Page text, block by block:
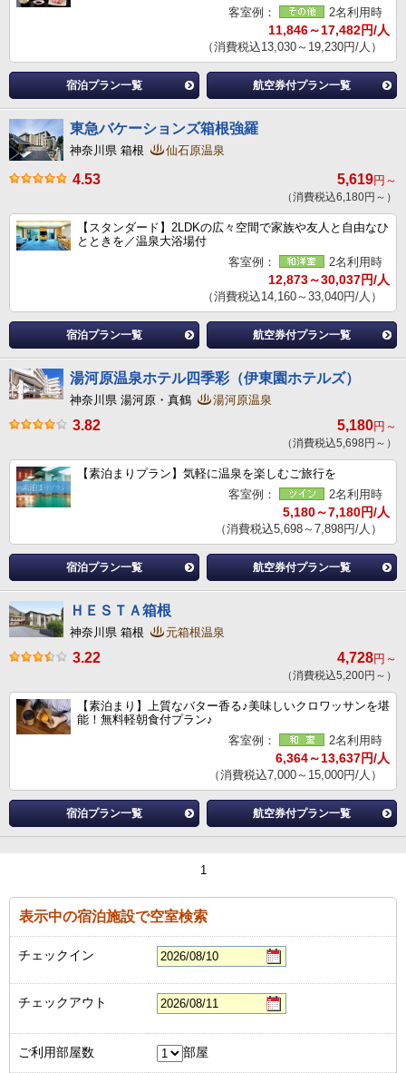
客室例：
2名利用時
11,846～17,482円/人
（消費税込13,030～19,230円/人）
宿泊プラン一覧 航空券付プラン一覧
東急バケーションズ箱根強羅
神奈川県 箱根 仙石原温泉
4.53 5,619円～
（消費税込6,180円～）
【スタンダード】2LDKの広々空間で家族や友人と自由なひ
とときを／温泉大浴場付
客室例：
2名利用時
12,873～30,037円/人
（消費税込14,160～33,040円/人）
宿泊プラン一覧 航空券付プラン一覧
湯河原温泉ホテル四季彩（伊東園ホテルズ）
神奈川県 湯河原・真鶴 湯河原温泉
3.82 5,180円～
（消費税込5,698円～）
【素泊まりプラン】気軽に温泉を楽しむご旅行を
客室例：
2名利用時
5,180～7,180円/人
（消費税込5,698～7,898円/人）
宿泊プラン一覧 航空券付プラン一覧
ＨＥＳＴＡ箱根
神奈川県 箱根 元箱根温泉
3.22 4,728円～
（消費税込5,200円～）
【素泊まり】上質なバター香る♪美味しいクロワッサンを堪
能！無料軽朝食付プラン♪
客室例：
2名利用時
6,364～13,637円/人
（消費税込7,000～15,000円/人）
宿泊プラン一覧 航空券付プラン一覧
1
表示中の宿泊施設で空室検索
チェックイン
チェックアウト
ご利用部屋数 部屋